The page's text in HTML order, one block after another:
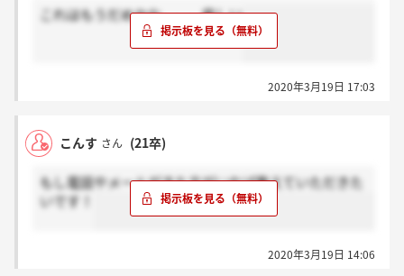
これはもうだめかな、、、悲しい
2020年3月19日 17:03
こんす さん (21卒)
もし電話やメールがきた方がいれば教えていただきた
いです！
2020年3月19日 14:06